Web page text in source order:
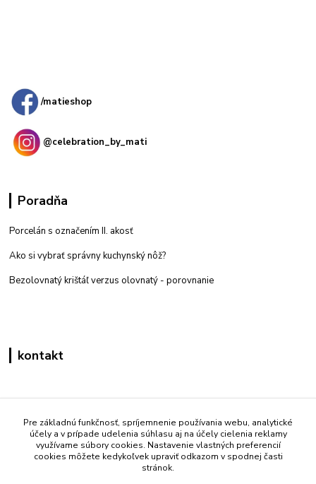
/matieshop
@celebration_by_mati
Poradňa
Porcelán s označením II. akosť
Ako si vybrať správny kuchynský nôž?
Bezolovnatý krištáľ verzus olovnatý - porovnanie
kontakt
+421 908 861 051
(Po - Pia 7:30-15:30)
info@mati.sk
Pre základnú funkčnosť, spríjemnenie používania webu, analytické
účely a v prípade udelenia súhlasu aj na účely cielenia reklamy
využívame súbory cookies. Nastavenie vlastných preferencií
cookies môžete kedykoľvek upraviť odkazom v spodnej časti
stránok.